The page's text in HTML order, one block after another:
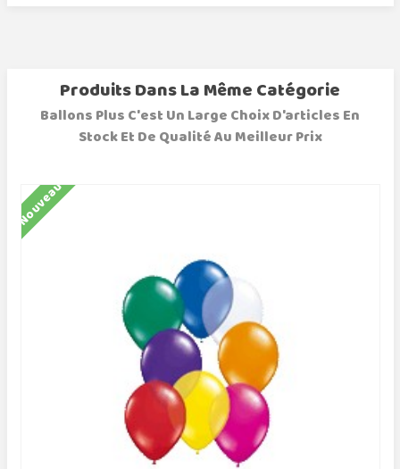
Produits Dans La Même Catégorie
Ballons Plus C'est Un Large Choix D'articles En
Stock Et De Qualité Au Meilleur Prix
Nouveau